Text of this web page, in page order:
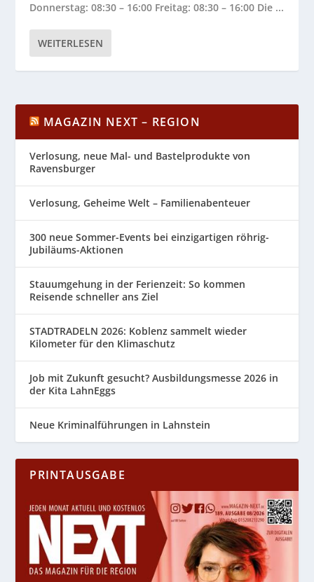
Donnerstag: 08:30 – 16:00 Freitag: 08:30 – 16:00 Die ...
WEITERLESEN
MAGAZIN NEXT – REGION
Verlosung, neue Mal- und Bastelprodukte von
Ravensburger
Verlosung, Geheime Welt – Familienabenteuer
300 neue Sommer-Events bei einzigartigen röhrig-
Jubiläums-Aktionen
Stauumgehung in der Ferienzeit: So kommen
Reisende schneller ans Ziel
STADTRADELN 2026: Koblenz sammelt wieder
Kilometer für den Klimaschutz
Job mit Zukunft gesucht? Ausbildungsmesse 2026 in
der Kita LahnEggs
Neue Kriminalführungen in Lahnstein
PRINTAUSGABE